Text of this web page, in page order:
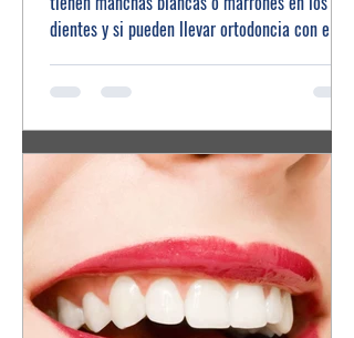
dientes y si pueden llevar ortodoncia con ellas.